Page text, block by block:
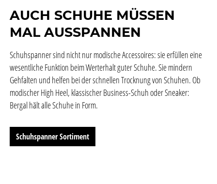
AUCH SCHUHE MÜSSEN
MAL AUSSPANNEN
Schuhspanner sind nicht nur modische Accessoires: sie erfüllen eine
wesentliche Funktion beim Werterhalt guter Schuhe. Sie mindern
Gehfalten und helfen bei der schnellen Trocknung von Schuhen. Ob
modischer High Heel, klassischer Business-Schuh oder Sneaker:
Bergal hält alle Schuhe in Form.
Schuhspanner Sortiment